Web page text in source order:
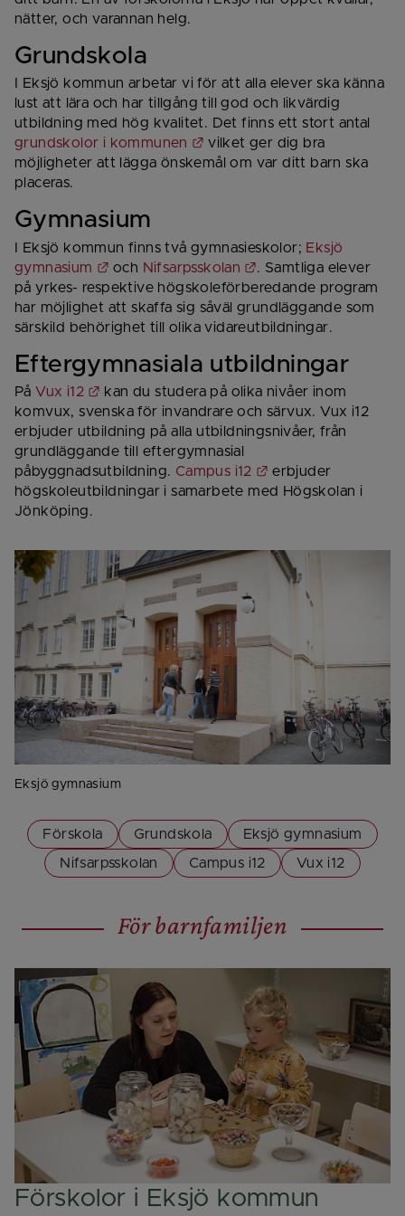
nätter, och varannan helg.
Grundskola
I Eksjö kommun arbetar vi för att alla elever ska känna
lust att lära och har tillgång till god och likvärdig
grundskolor i kommunen
Länk till annan webbplats.
vilket ger dig bra
möjligheter att lägga önskemål om var ditt barn ska
placeras.
Gymnasium
I Eksjö kommun finns två gymnasieskolor; Eksjö
gymnasium
Länk till annan webbplats.
och Nifsarpsskolan Länk till annan
. Samtliga elever
på yrkes- respektive högskoleförberedande program
har möjlighet att skaffa sig såväl grundläggande som
särskild behörighet till olika vidareutbildningar.
Eftergymnasiala utbildningar
På Vux i12 Länk till annan webbplats.
kan du studera på olika nivåer inom
komvux, svenska för invandrare och särvux. Vux i12
erbjuder utbildning på alla utbildningsnivåer, från
grundläggande till eftergymnasial
påbyggnadsutbildning. Campus i12 Länk till annan
erbjuder
högskoleutbildningar i samarbete med Högskolan i
Jönköping.
Eksjö gymnasium
Förskola Grundskola
Eksjö gymnasium
Nifsarpsskolan
Campus i12 Vux i12
För barnfamiljen
Förskolor i Eksjö kommun